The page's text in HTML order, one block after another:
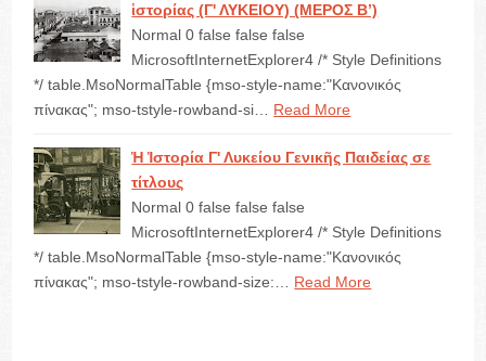
ἱστορίας (Γ' ΛΥΚΕΙΟΥ) (ΜΕΡΟΣ Β’)
Normal 0 false false false
MicrosoftInternetExplorer4 /* Style Definitions
*/ table.MsoNormalTable {mso-style-name:"Κανονικός
πίνακας"; mso-tstyle-rowband-si…
Read More
Ἡ Ἱστορία Γ' Λυκείου Γενικῆς Παιδείας σε
τίτλους
Normal 0 false false false
MicrosoftInternetExplorer4 /* Style Definitions
*/ table.MsoNormalTable {mso-style-name:"Κανονικός
πίνακας"; mso-tstyle-rowband-size:…
Read More